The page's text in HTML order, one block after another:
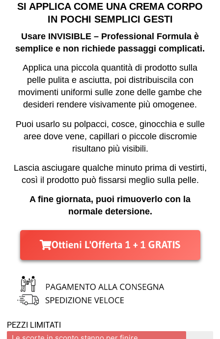
SI APPLICA COME UNA CREMA CORPO
IN POCHI SEMPLICI GESTI
Usare INVISIBLE – Professional Formula è
semplice e non richiede passaggi complicati.
Applica una piccola quantità di prodotto sulla
pelle pulita e asciutta, poi distribuiscila con
movimenti uniformi sulle zone delle gambe che
desideri rendere visivamente più omogenee.
Puoi usarlo su polpacci, cosce, ginocchia e sulle
aree dove vene, capillari o piccole discromie
risultano più visibili.
Lascia asciugare qualche minuto prima di vestirti,
così il prodotto può fissarsi meglio sulla pelle.
A fine giornata, puoi rimuoverlo con la
normale detersione.
Ottieni L'Offerta 1 + 1 GRATIS
PEZZI LIMITATI